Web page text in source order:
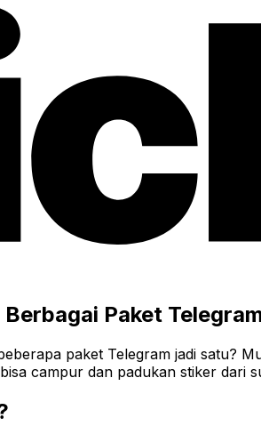
Paket
paket Telegram jadi satu?
campur dan padukan stiker dari